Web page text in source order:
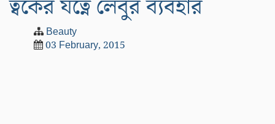
ত্বকের যত্নে লেবুর ব্যবহার
Beauty
03 February, 2015